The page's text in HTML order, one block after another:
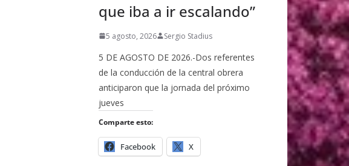
que iba a ir escalando”
5 agosto, 2026 Sergio Stadius
5 DE AGOSTO DE 2026.-Dos referentes
de la conducción de la central obrera
anticiparon que la jornada del próximo
jueves
Comparte esto:
Facebook X